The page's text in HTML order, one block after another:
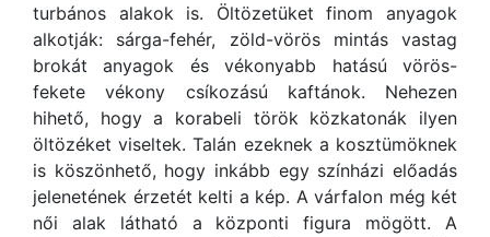
turbános alakok is. Öltözetüket finom anyagok
alkotják: sárga-fehér, zöld-vörös mintás vastag
brokát anyagok és vékonyabb hatású vörös-
fekete vékony csíkozású kaftánok. Nehezen
hihető, hogy a korabeli török közkatonák ilyen
öltözéket viseltek. Talán ezeknek a kosztümöknek
is köszönhető, hogy inkább egy színházi előadás
jelenetének érzetét kelti a kép. A várfalon még két
női alak látható a központi figura mögött. A